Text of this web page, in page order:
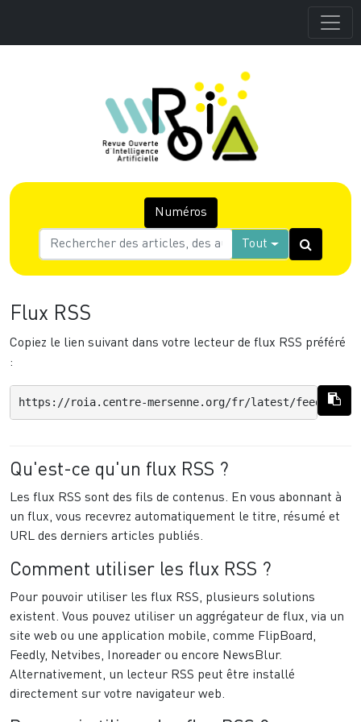
Numéros
Tout
Flux RSS
Copiez le lien suivant dans votre lecteur de flux RSS préféré
:
https://roia.centre-mersenne.org/fr/latest/feed/roia/
Qu'est-ce qu'un flux RSS ?
Les flux RSS sont des fils de contenus. En vous abonnant à
un flux, vous recevrez automatiquement le titre, résumé et
URL des derniers articles publiés.
Comment utiliser les flux RSS ?
Pour pouvoir utiliser les flux RSS, plusieurs solutions
existent. Vous pouvez utiliser un aggrégateur de flux, via un
site web ou une application mobile, comme FlipBoard,
Feedly, Netvibes, Inoreader ou encore NewsBlur.
Alternativement, un lecteur RSS peut être installé
directement sur votre navigateur web.